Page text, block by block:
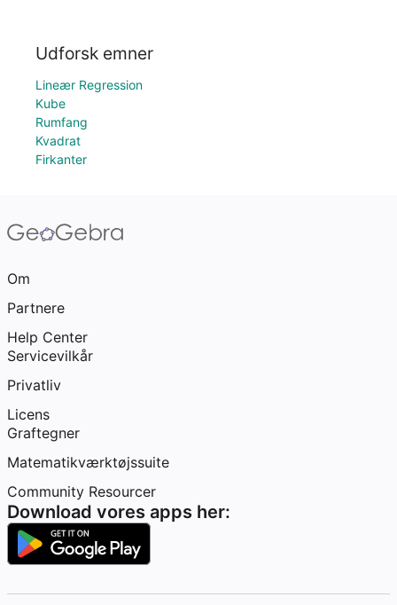
Udforsk emner
Lineær Regression
Kube
Rumfang
Kvadrat
Firkanter
Om
Partnere
Help Center
Servicevilkår
Privatliv
Licens
Graftegner
Matematikværktøjssuite
Community Resourcer
Download vores apps her: